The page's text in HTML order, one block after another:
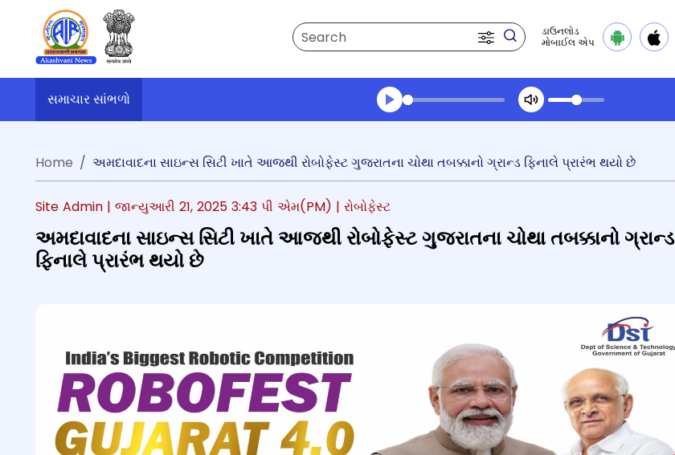
Search
ડાઉનલોડ
મોબાઈલ એપ
સમાચાર સાંભળો
Transcript summary
Home
અમદાવાદના સાઇન્સ સિટી ખાતે આજથી રોબોફેસ્ટ ગુજરાતના ચોથા તબક્કાનો ગ્રાન્ડ ફિનાલે પ્રારંભ થયો છે
Site Admin | જાન્યુઆરી 21, 2025 3:43 પી એમ(PM) | રોબોફેસ્ટ
અમદાવાદના સાઇન્સ સિટી ખાતે આજથી રોબોફેસ્ટ ગુજરાતના ચોથા તબક્કાનો ગ્રાન્ડ
ફિનાલે પ્રારંભ થયો છે